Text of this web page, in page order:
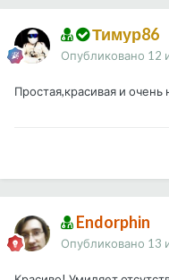
Тимур86
Опубликовано 12
Простая,красивая и очень
Endorphin
Опубликовано 13